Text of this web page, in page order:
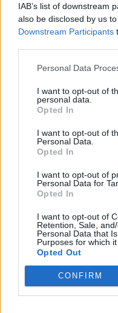
IAB’s list of downstream
also be disclosed by us
Downstream Participants
Personal Data
I want to opt-out of
personal data.
Opted In
I want to opt-out of
Personal Data.
Opted In
I want to opt-out of
Personal Data for
Opted In
I want to opt-out of
Retention, Sale,
Personal Data that
Purposes for which it
Opted Out
CONFIRM